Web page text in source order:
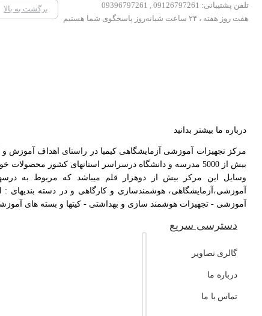
تلفن پشتیبانی: 09126797261 , 09396797261
هفت روز هفته ، ۲۴ ساعت شبانه‌روز پاسخگوی شما هستیم
برگشت به بالا
درباره ما بیشتر بدانید
بیش از 5000 مدرسه و دانشگاه درسراسر استانهای کشور محصولات خود را ارائه دهد و همچنین بیش از ۱۰۰۰۰ دانش آموز و دانشجو و خانواده نیز از وسایل این مرکز بهره مند شدند.
وسایل این مرکز بیش از دوهزار قلم میباشد که مربوط به
آموزشی،آزمایشگاهی، هوشمندسازی و کارگاهی و در دسته
آموزشی - تجهیزات هوشمند سازی و بهداشتی - کیتها و بسته های
دسترسی سریع
گالری تصاویر
درباره ما
تماس با ما